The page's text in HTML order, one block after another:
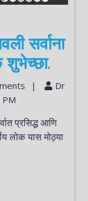
सर्वाना
शुभेच्छा.
|
Dr
PM
लोक यास मोठ्या